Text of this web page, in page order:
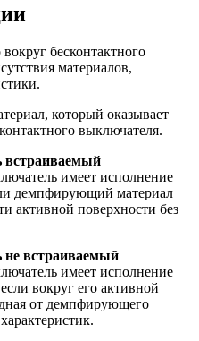
бесконтактного
материалов,
который оказывает
выключателя.
встраиваемый
имеет исполнение
демпфирующий материал
активной поверхности без
встраиваемый
имеет исполнение
вокруг его активной
от демпфирующего